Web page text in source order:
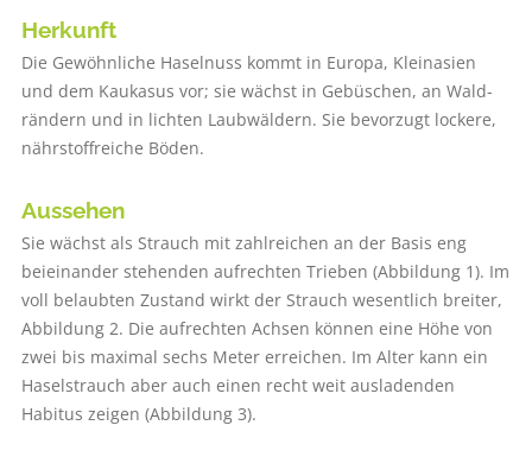
Herkunft
Die Gewöhnliche Haselnuss kommt in Europa, Kleinasien
und dem Kaukasus vor; sie wächst in Gebüschen, an Wald-
rändern und in lichten Laubwäldern. Sie bevorzugt lockere,
nährstoffreiche Böden.
Aussehen
Sie wächst als Strauch mit zahlreichen an der Basis eng
beieinander stehenden aufrechten Trieben (Abbildung 1). Im
voll belaubten Zustand wirkt der Strauch wesentlich breiter,
Abbildung 2. Die aufrechten Achsen können eine Höhe von
zwei bis maximal sechs Meter erreichen. Im Alter kann ein
Haselstrauch aber auch einen recht weit ausladenden
Habitus zeigen (Abbildung 3).